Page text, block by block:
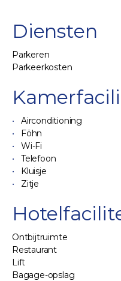
Diensten
Parkeren
Parkeerkosten
Airconditioning
Föhn
Wi-Fi
Telefoon
Kluisje
Zitje
Ontbijtruimte
Restaurant
Lift
Bagage-opslag